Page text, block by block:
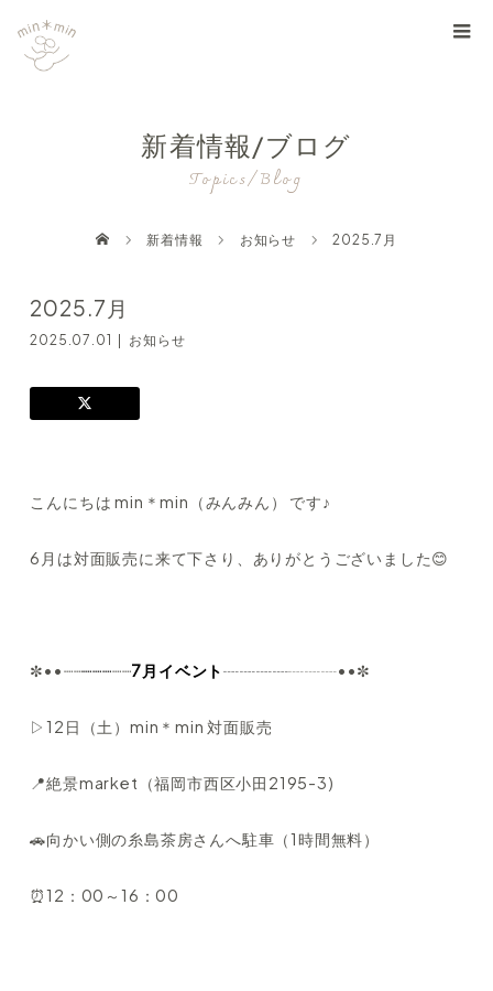
新着情報/ブログ
Topics/Blog
新着情報 お知らせ 2025.7月
2025.7月
2025.07.01 お知らせ
こんにちは min＊min（みんみん） です♪
6月は対面販売に来て下さり、ありがとうございました😊
✼••┈┈┈┈┈┈┈7月イベント┈┈┈┈┈┈┈••✼
▷12日（土）min＊min 対面販売
📍絶景market（福岡市西区小田2195-3)
🚗向かい側の糸島茶房さんへ駐車（1時間無料）
⏰12：00～16：00